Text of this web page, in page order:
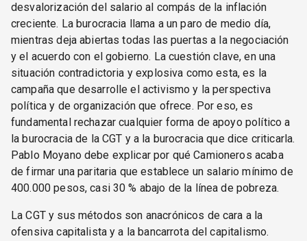
desvalorización del salario al compás de la inflación
creciente. La burocracia llama a un paro de medio día,
mientras deja abiertas todas las puertas a la negociación
y el acuerdo con el gobierno. La cuestión clave, en una
situación contradictoria y explosiva como esta, es la
campaña que desarrolle el activismo y la perspectiva
política y de organización que ofrece. Por eso, es
fundamental rechazar cualquier forma de apoyo político a
la burocracia de la CGT y a la burocracia que dice criticarla.
Pablo Moyano debe explicar por qué Camioneros acaba
de firmar una paritaria que establece un salario mínimo de
400.000 pesos, casi 30 % abajo de la línea de pobreza.
La CGT y sus métodos son anacrónicos de cara a la
ofensiva capitalista y a la bancarrota del capitalismo.